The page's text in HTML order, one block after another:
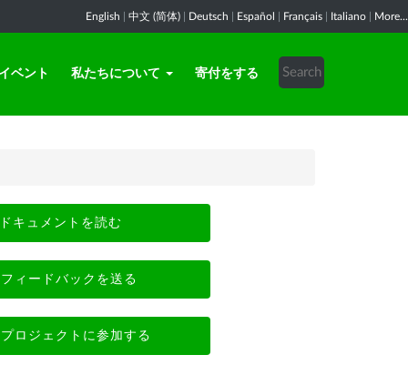
English 中文 (简体) Deutsch Español Français Italiano More...
イベント 私たちについて 寄付をする
ドキュメントを読む
フィードバックを送る
プロジェクトに参加する